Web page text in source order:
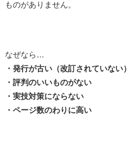
ものがありません。
なぜなら…
・発行が古い（改訂されていない）
・評判のいいものがない
・実技対策にならない
・ページ数のわりに高い